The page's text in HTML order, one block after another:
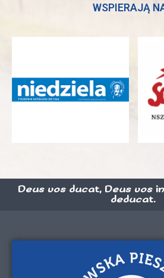
WSPIERAJĄ
Deus vos ducat, Deus vos
deducat.